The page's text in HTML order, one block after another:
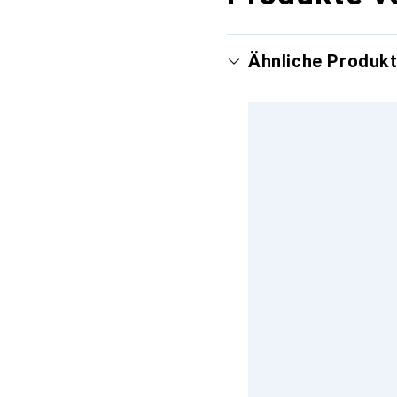
Ähnliche